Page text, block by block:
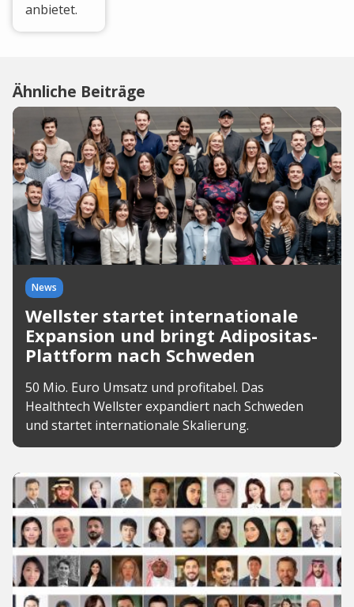
anbietet.
Ähnliche Beiträge
News
Wellster startet internationale
Expansion und bringt Adipositas-
Plattform nach Schweden
50 Mio. Euro Umsatz und profitabel. Das
Healthtech Wellster expandiert nach Schweden
und startet internationale Skalierung.